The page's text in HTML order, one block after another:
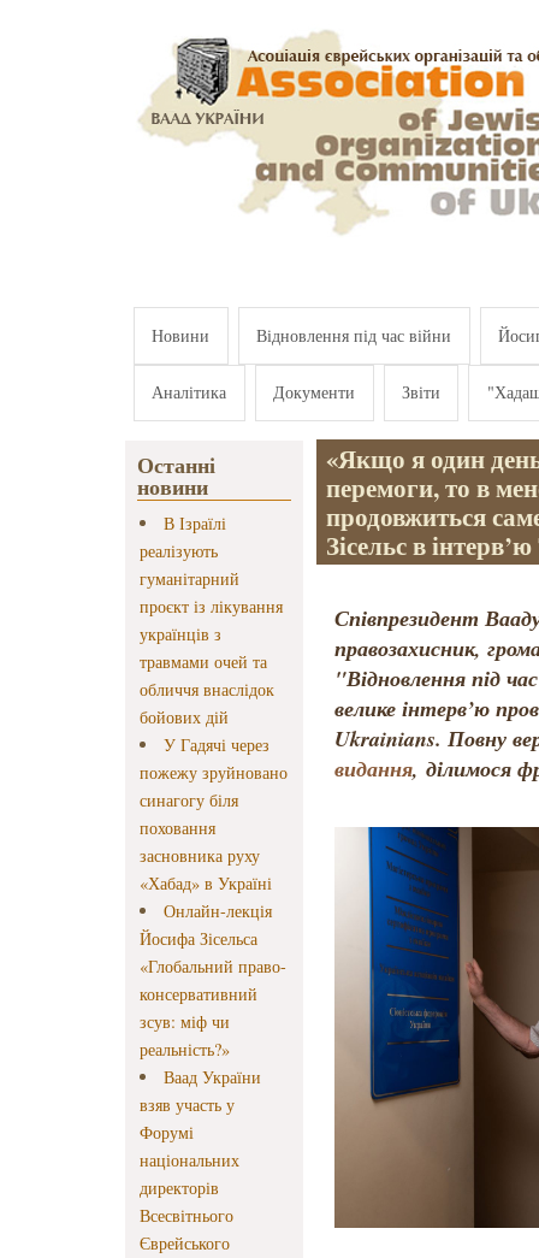
Новини Відновлення під час війни
Аналітика Документи Звіти
Останні
новини
В Ізраїлі
реалізують
гуманітарний
проєкт із лікування
українців з
травмами очей та
обличчя внаслідок
бойових дій
У Гадячі через
пожежу зруйновано
синагогу біля
поховання
засновника руху
«Хабад» в Україні
Онлайн-лекція
Йосифа Зісельса
«Глобальний право-
консервативний
зсув: міф чи
реальність?»
Ваад України
взяв участь у
Форумі
національних
директорів
Всесвітнього
Єврейського
«Якщо я один
перемоги, то в
продовжиться
Зісельс в
Співпрезидент
правозахисник,
"Відновлення під
велике інтерв’ю
Ukrainians. Повну
видання, ділимося